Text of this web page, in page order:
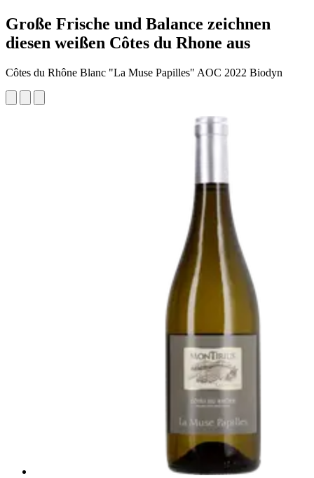
Große Frische und Balance zeichnen
diesen weißen Côtes du Rhone aus
Côtes du Rhône Blanc "La Muse Papilles" AOC 2022 Biodyn